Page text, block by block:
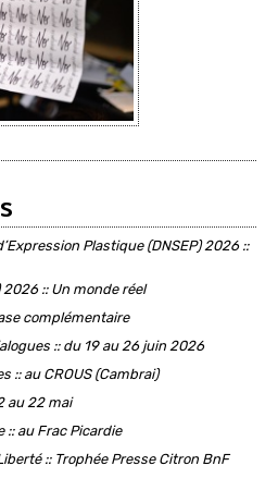
Plastique (DNSEP) 2026 ::
2026 :: Un monde réel
complémentaire
:: du 19 au 26 juin 2026
:: au CROUS (Cambrai)
au 22 mai
:: au Frac Picardie
:: Trophée Presse Citron BnF